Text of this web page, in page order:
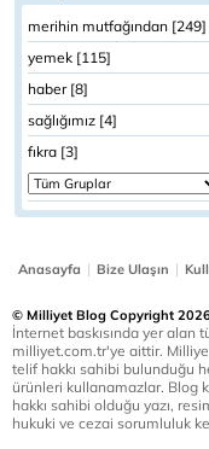
merihin mutfağından [249]
yemek [115]
haber [8]
sağlığımız [4]
fıkra [3]
Anasayfa | Bize Ulaşın |
© Milliyet Blog Copyright
İnternet baskısında yer alan
milliyet.com.tr'ye aittir.
telif hakkı sahibi bulunduğu
ürünleri kullanamazlar. Blog
hakkı sahibi olduğu yazı,
hukuki ve cezai sorumluluk